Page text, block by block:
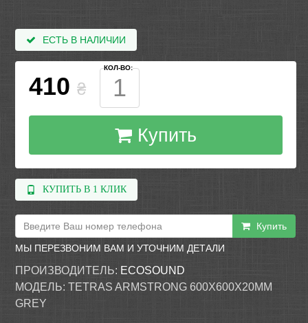
ЕСТЬ В НАЛИЧИИ
410 ₴
КОЛ-ВО:
Купить
КУПИТЬ В 1 КЛИК
Купить
МЫ ПЕРЕЗВОНИМ ВАМ И УТОЧНИМ ДЕТАЛИ
ПРОИЗВОДИТЕЛЬ: ECOSOUND
МОДЕЛЬ: TETRAS ARMSTRONG 600Х600Х20ММ
GREY